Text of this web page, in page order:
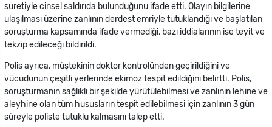
suretiyle cinsel saldırıda bulunduğunu ifade etti. Olayın bilgilerine
ulaşılması üzerine zanlının derdest emriyle tutuklandığı ve başlatılan
soruşturma kapsamında ifade vermediği, bazı iddialarının ise teyit ve
tekzip edileceği bildirildi.
Polis ayrıca, müştekinin doktor kontrolünden geçirildiğini ve
vücudunun çeşitli yerlerinde ekimoz tespit edildiğini belirtti. Polis,
soruşturmanın sağlıklı bir şekilde yürütülebilmesi ve zanlının lehine ve
aleyhine olan tüm hususların tespit edilebilmesi için zanlının 3 gün
süreyle poliste tutuklu kalmasını talep etti.